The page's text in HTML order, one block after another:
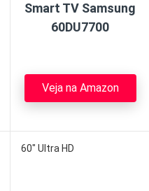
Smart TV Samsung
60DU7700
Veja na Amazon
60″ Ultra HD